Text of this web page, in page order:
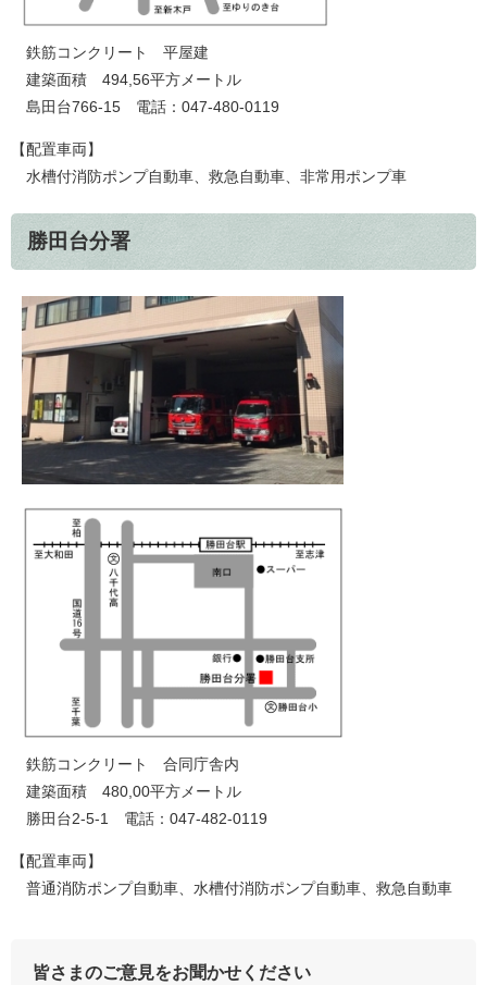
鉄筋コンクリート 平屋建
建築面積 494,56平方メートル
島田台766-15 電話：047-480-0119
【配置車両】
水槽付消防ポンプ自動車、救急自動車、非常用ポンプ車
勝田台分署
鉄筋コンクリート 合同庁舎内
建築面積 480,00平方メートル
勝田台2-5-1 電話：047-482-0119
【配置車両】
普通消防ポンプ自動車、水槽付消防ポンプ自動車、救急自動車
皆さまのご意見をお聞かせください